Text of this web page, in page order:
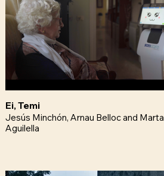
Ei, Temi
Jesús Minchón, Arnau Belloc and Marta
Aguilella